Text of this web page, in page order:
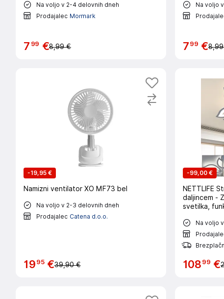
Na voljo v 2-4 delovnih dneh
Prodajalec Mormark
7 99 €8,99 €
Na voljo
799 €
-19,95 €
Namizni ventilator XO MF73 bel
Na voljo v 2-3 delovnih dneh
Prodajalec Catena d.o.o.
1995 €39,90 €
-99,00 €
NETTLIFE
daljincem -
svetilka,
Na voljo
10899 €